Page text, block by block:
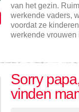
van het gezin.
werkende vaders,
voordat ze
werkende
Sorry
vinden